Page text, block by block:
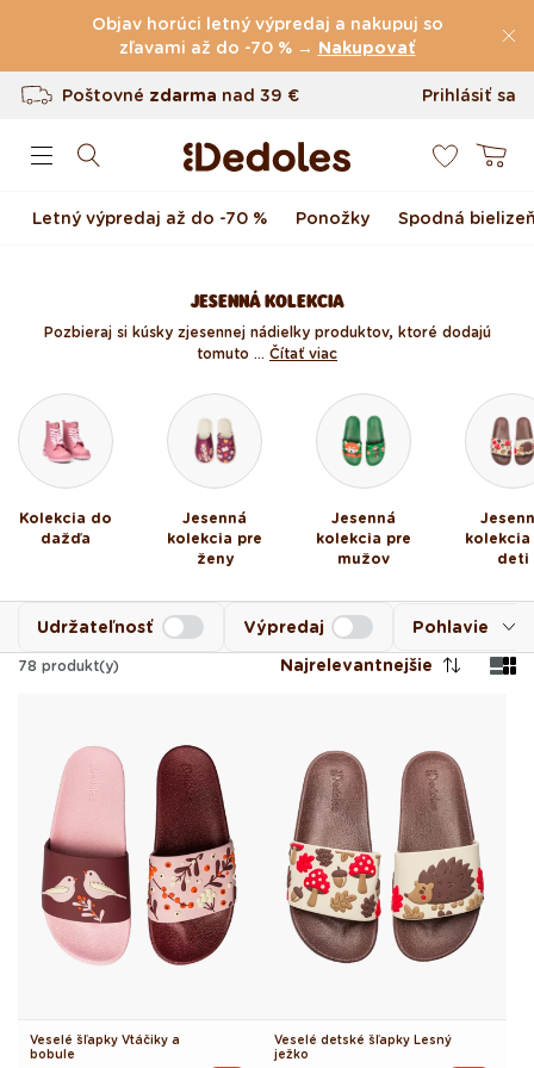
Preskočiť na obsah
Objav horúci letný výpredaj a nakupuj so
zľavami až do -70 % → Nakupovať
Poštovnézdarma nad39 €
Vrátenie tovaru až do 100 dní
Originálny dizajn navrhnutý u nás
Prihlásiť sa
Košík
Letný výpredaj až do -70 % Ponožky Spodná
JESENNÁ KOLEKCIA
Pozbieraj si kúsky z jesennej nádielky produktov, ktoré dodajú
tomuto ... Čítať viac
Kolekcia do
dažďa
Jesenná
kolekcia pre
ženy
Jesenná
kolekcia pre
mužov
kolekcia
deti
Pohlavie
Udržateľnosť Výpredaj
78 produkt(y) Najrelevantnejšie
Veselé šľapky Vtáčiky a
bobule
Veselé detské šľapky Lesný
ježko